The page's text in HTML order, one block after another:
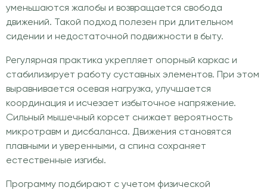
уменьшаются жалобы и возвращается свобода
движений. Такой подход полезен при длительном
сидении и недостаточной подвижности в быту.
Регулярная практика укрепляет опорный каркас и
стабилизирует работу суставных элементов. При этом
выравнивается осевая нагрузка, улучшается
координация и исчезает избыточное напряжение.
Сильный мышечный корсет снижает вероятность
микротравм и дисбаланса. Движения становятся
плавными и уверенными, а спина сохраняет
естественные изгибы.
Программу подбирают с учетом физической